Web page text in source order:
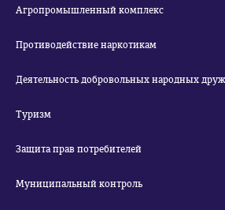
Агропромышленный комплекс
Противодействие наркотикам
Деятельность добровольных народных
Туризм
Защита прав потребителей
Муниципальный контроль